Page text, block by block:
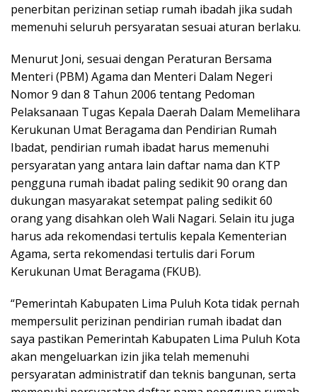
penerbitan perizinan setiap rumah ibadah jika sudah
memenuhi seluruh persyaratan sesuai aturan berlaku.
Menurut Joni, sesuai dengan Peraturan Bersama
Menteri (PBM) Agama dan Menteri Dalam Negeri
Nomor 9 dan 8 Tahun 2006 tentang Pedoman
Pelaksanaan Tugas Kepala Daerah Dalam Memelihara
Kerukunan Umat Beragama dan Pendirian Rumah
Ibadat, pendirian rumah ibadat harus memenuhi
persyaratan yang antara lain daftar nama dan KTP
pengguna rumah ibadat paling sedikit 90 orang dan
dukungan masyarakat setempat paling sedikit 60
orang yang disahkan oleh Wali Nagari. Selain itu juga
harus ada rekomendasi tertulis kepala Kementerian
Agama, serta rekomendasi tertulis dari Forum
Kerukunan Umat Beragama (FKUB).
“Pemerintah Kabupaten Lima Puluh Kota tidak pernah
mempersulit perizinan pendirian rumah ibadat dan
saya pastikan Pemerintah Kabupaten Lima Puluh Kota
akan mengeluarkan izin jika telah memenuhi
persyaratan administratif dan teknis bangunan, serta